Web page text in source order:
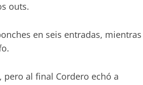
outs.
en seis entradas, mientras
al final Cordero echó a